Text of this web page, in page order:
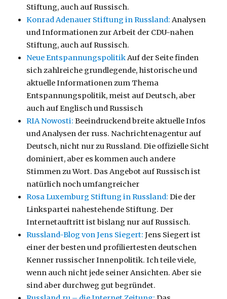
Stiftung, auch auf Russisch.
Konrad Adenauer Stiftung in Russland: Analysen
und Informationen zur Arbeit der CDU-nahen
Stiftung, auch auf Russisch.
Neue EntspannungspolitikAuf der Seite finden
sich zahlreiche grundlegende, historische und
aktuelle Informationen zum Thema
Entspannungspolitik, meist auf Deutsch, aber
auch auf Englisch und Russisch
RIA Nowosti: Beeindruckend breite aktuelle Infos
und Analysen der russ. Nachrichtenagentur auf
Deutsch, nicht nur zu Russland. Die offizielle Sicht
dominiert, aber es kommen auch andere
Stimmen zu Wort. Das Angebot auf Russisch ist
natürlich noch umfangreicher
Rosa Luxemburg Stiftung in Russland: Die der
Linkspartei nahestehende Stiftung. Der
Internetauftritt ist bislang nur auf Russisch.
Russland-Blog von Jens Siegert: Jens Siegert ist
einer der besten und profiliertesten deutschen
Kenner russischer Innenpolitik. Ich teile viele,
wenn auch nicht jede seiner Ansichten. Aber sie
sind aber durchweg gut begründet.